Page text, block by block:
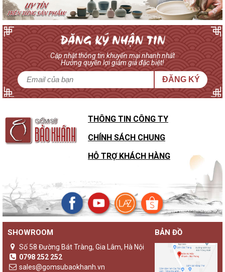
Cập nhật thông tin khuyến mại nhanh nhất
Hưởng quyền lợi giảm giá đặc biệt!
ĐĂNG KÝ
THÔNG TIN CÔNG TY
CHÍNH SÁCH CHUNG
HỖ TRỢ KHÁCH HÀNG
SHOWROOM
Số 58 Đường Bát Tràng, Gia Lâm, Hà Nội
0798 252 252
sales@gomsubaokhanh.vn
BẢN ĐỒ